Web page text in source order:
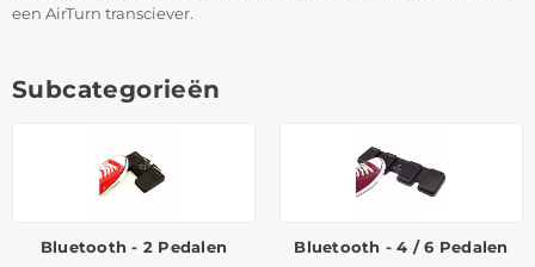
een AirTurn transciever.
Subcategorieën
Bluetooth - 2 Pedalen Bluetooth - 4 / 6 Pedalen